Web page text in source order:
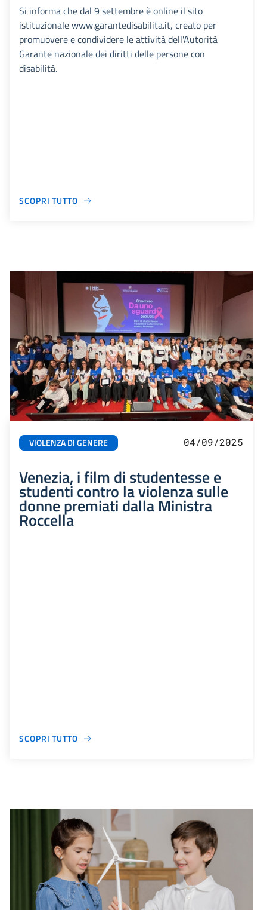
Si informa che dal 9 settembre è online il sito
istituzionale www.garantedisabilita.it, creato per
promuovere e condividere le attività dell'Autorità
Garante nazionale dei diritti delle persone con
disabilità.
SCOPRI TUTTO
VIOLENZA DI GENERE 04/09/2025
Venezia, i film di studentesse e
studenti contro la violenza sulle
donne premiati dalla Ministra
Roccella
SCOPRI TUTTO